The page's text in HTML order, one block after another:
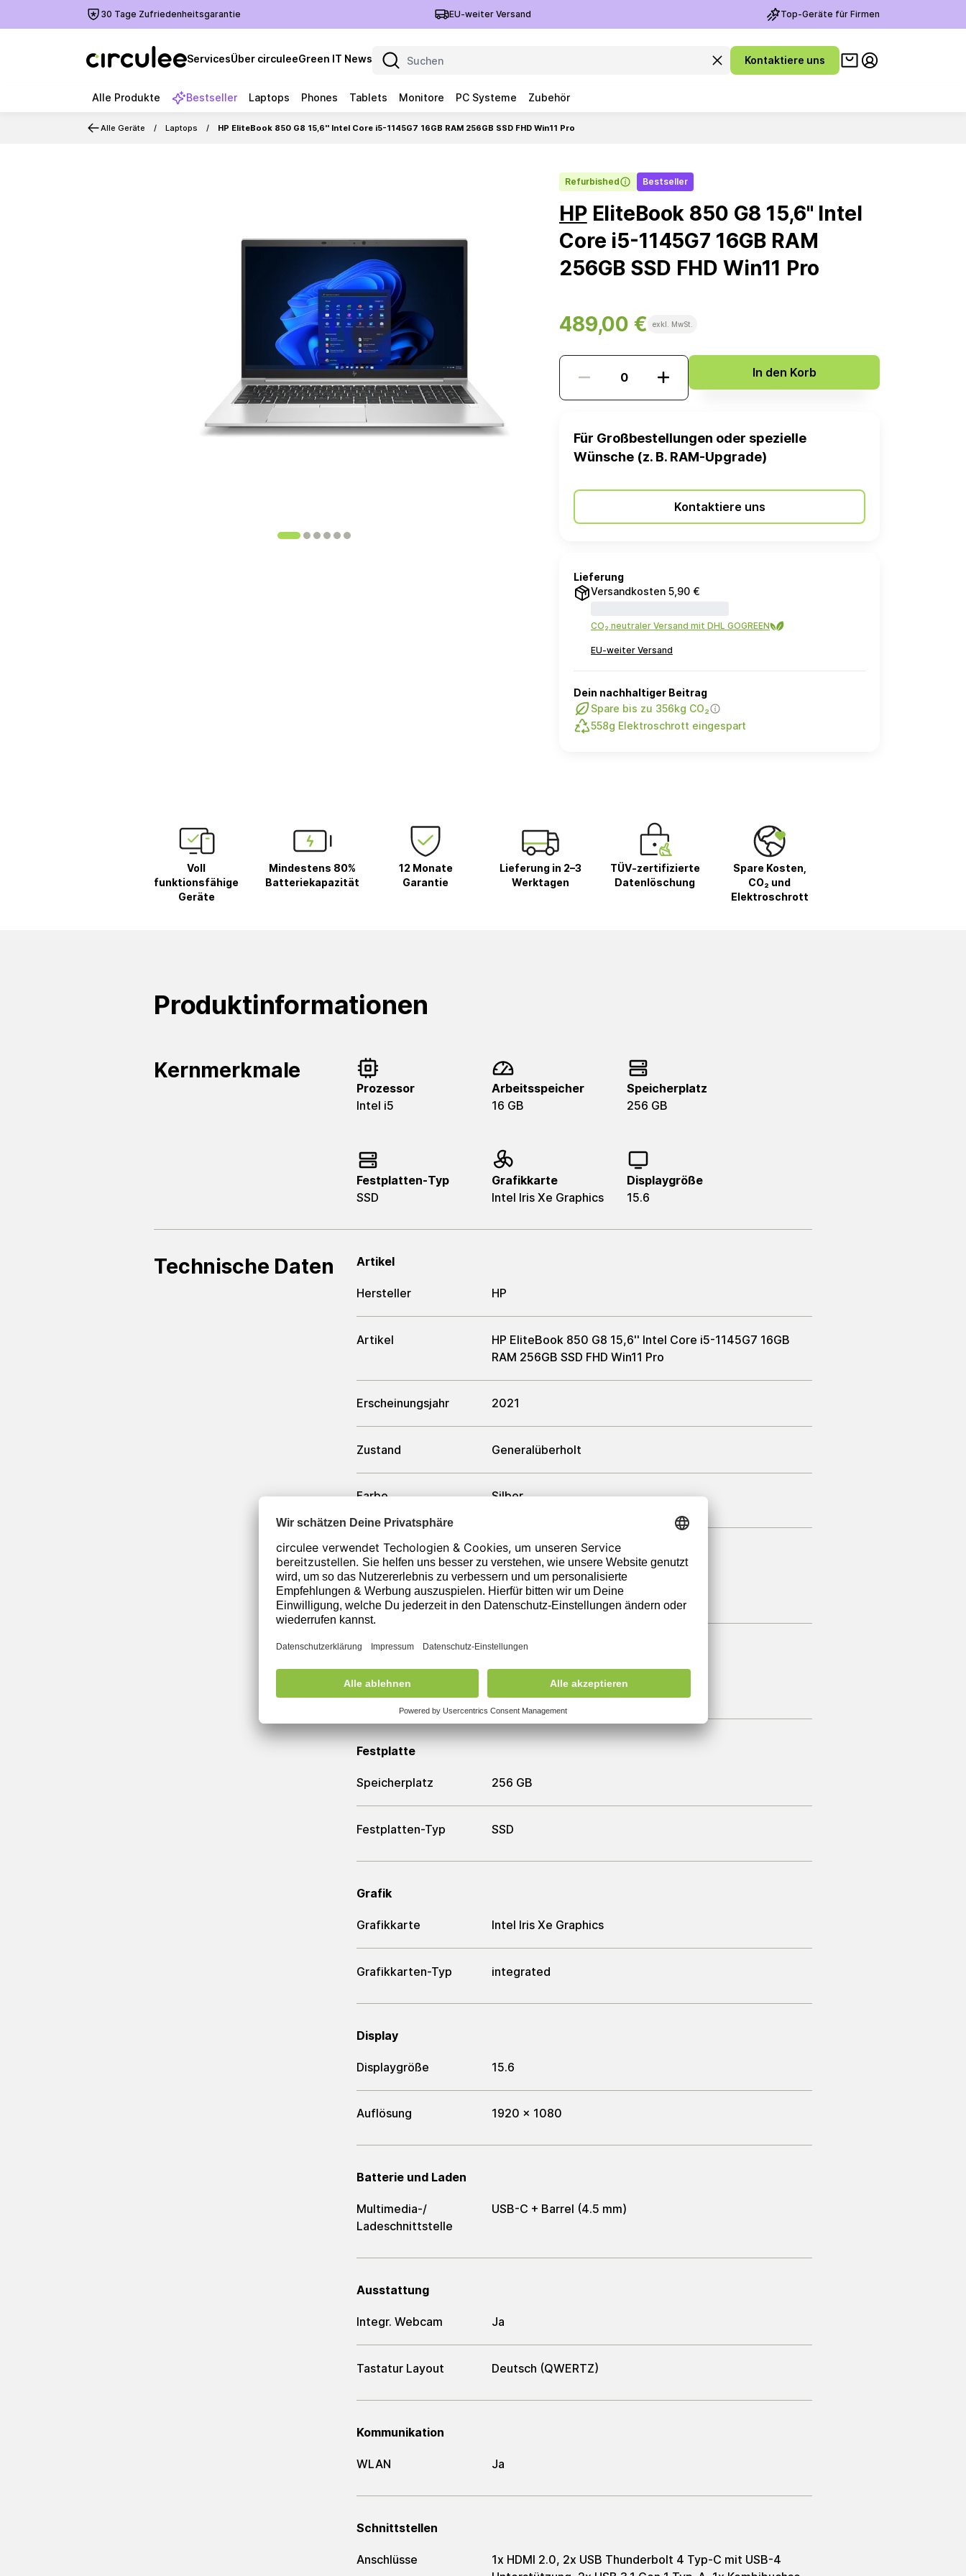
30 Tage Zufriedenheitsgarantie EU-weiter Versand Top-Geräte für Firmen
ServicesÜber circuleeGreen IT News Suchanfrage leeren
Kontaktiere uns
Warenkorb ansehen
Alle Produkte Bestseller Laptops Phones Tablets Monitore PC Systeme Zubehör
Alle Geräte Laptops HP EliteBook 850 G8 15,6'' Intel Core i5-1145G7 16GB RAM 256GB SSD FHD Win11 Pro
Refurbished Bestseller
HPEliteBook 850 G8 15,6'' Intel
Core i5-1145G7 16GB RAM
256GB SSD FHD Win11 Pro
489,00 € exkl. MwSt.
In den Korb
Für Großbestellungen oder spezielle
Wünsche (z. B. RAM-Upgrade)
Kontaktiere uns
Lieferung
Versandkosten 5,90 €
CO₂ neutraler Versand mit DHL GOGREEN
EU-weiter Versand
Dein nachhaltiger Beitrag
Spare bis zu 356kg CO₂
558g Elektroschrott eingespart
Voll
funktionsfähige
Geräte
Mindestens 80%
Batteriekapazität
12 Monate
Garantie
Lieferung in 2–3
Werktagen
TÜV-zertifizierte
Datenlöschung
Spare Kosten,
CO₂ und
Elektroschrott
Produktinformationen
Kernmerkmale
Prozessor
Intel i5
Arbeitsspeicher
16 GB
Speicherplatz
256 GB
Festplatten-Typ
SSD
Grafikkarte
Intel Iris Xe Graphics
Displaygröße
15.6
Technische Daten Artikel
Hersteller HP
Artikel
HP EliteBook 850 G8 15,6'' Intel Core i5-1145G7 16GB
RAM 256GB SSD FHD Win11 Pro
Erscheinungsjahr 2021
Zustand Generalüberholt
Farbe Silber
Prozessor
Prozessor Intel Core i5-1145G7
Arbeitsspeicher
Arbeitsspeicher
Festplatte
Speicherplatz 256 GB
Festplatten-Typ SSD
Grafik
Grafikkarte Intel Iris Xe Graphics
Grafikkarten-Typ integrated
Display
Displaygröße 15.6
Auflösung 1920 x 1080
Batterie und Laden
Multimedia-/​
Ladeschnittstelle
USB-C + Barrel (4.5 mm)
Ausstattung
Integr. Webcam Ja
Tastatur Layout Deutsch (QWERTZ)
Kommunikation
WLAN Ja
Schnittstellen
Anschlüsse
1x HDMI 2.0, 2x USB Thunderbolt 4 Typ-C mit USB-4